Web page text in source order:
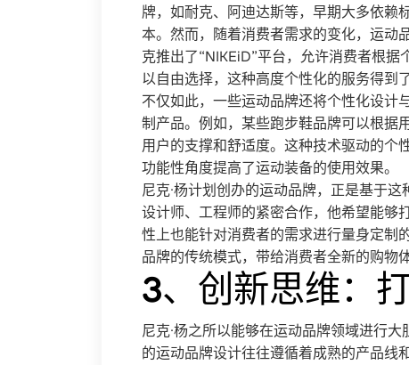
牌，如耐克、阿迪达斯等，早期大多依赖
本。然而，随着消费者需求的变化，运动
克推出了“NIKEiD”平台，允许消费者根
以自由选择，这种高度个性化的服务得到
不仅如此，一些运动品牌还将个性化设计
制产品。例如，某些跑步鞋品牌可以根据
用户的支撑和舒适度。这种技术驱动的个
功能性角度提高了运动装备的使用效果。
尼克·杨计划创办的运动品牌，正是基于
设计师、工程师的紧密合作，他希望能够
性上也能针对消费者的需求进行量身定制
品牌的传统模式，带给消费者全新的购物体
3、创新思维：
尼克·杨之所以能够在运动品牌领域进行
的运动品牌设计往往遵循着成熟的产品线